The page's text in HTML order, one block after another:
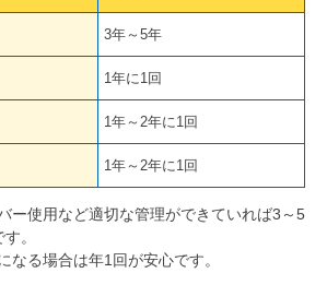
3年～5年
1年に1回
1年～2年に1回
1年～2年に1回
ー使用など適切な管理ができていれば3～5
。
なる場合は年1回が安心です。